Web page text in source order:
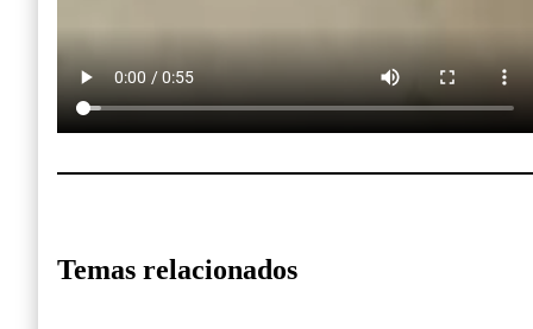
Temas relacionados